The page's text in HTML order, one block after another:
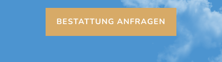
BESTATTUNG ANFRAGEN